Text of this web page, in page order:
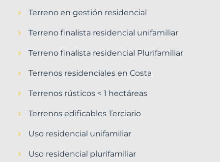
Terreno en gestión residencial
Terreno finalista residencial unifamiliar
Terreno finalista residencial Plurifamiliar
Terrenos residenciales en Costa
Terrenos rústicos < 1 hectáreas
Terrenos edificables Terciario
Uso residencial unifamiliar
Uso residencial plurifamiliar